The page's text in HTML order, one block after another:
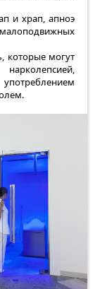
и храп, апноэ
малоподвижных
которые могут